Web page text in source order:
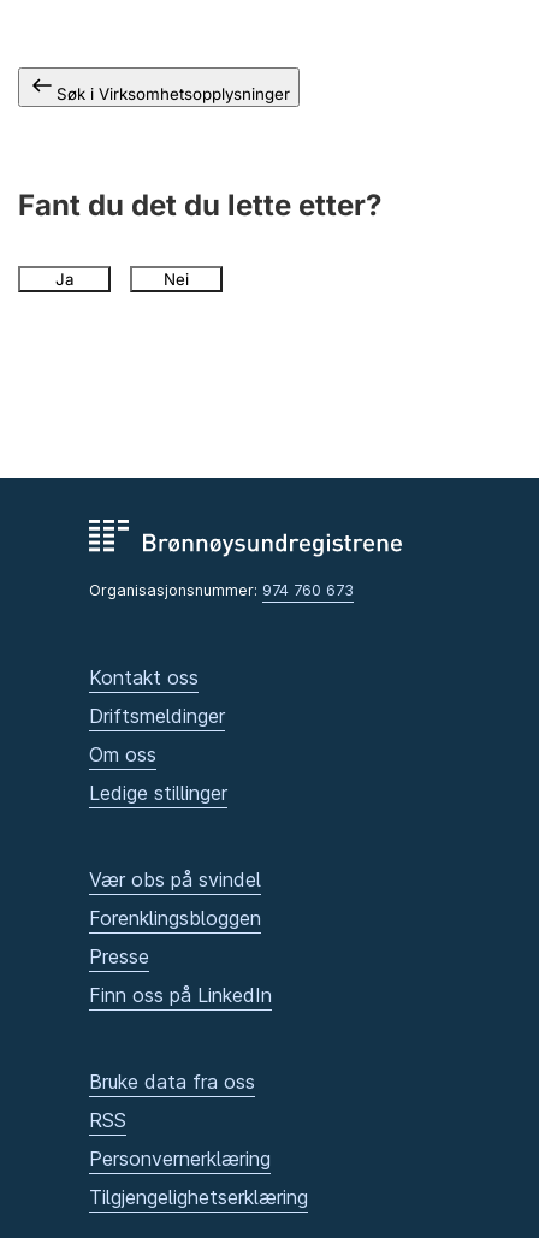
Søk i Virksomhetsopplysninger
Fant du det du lette etter?
Ja Nei
Organisasjonsnummer: 974 760 673
Kontakt oss
Driftsmeldinger
Om oss
Ledige stillinger
Vær obs på svindel
Forenklingsbloggen
Presse
Finn oss på LinkedIn
Bruke data fra oss
RSS
Personvernerklæring
Tilgjengelighetserklæring